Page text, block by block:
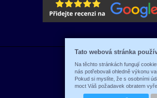
Tato webová stránka
Na těchto stránkách fungují
nás potřebovali ohledně výkonu
Pokud si myslíte, že s osobními
moct Váš požadavek obratem